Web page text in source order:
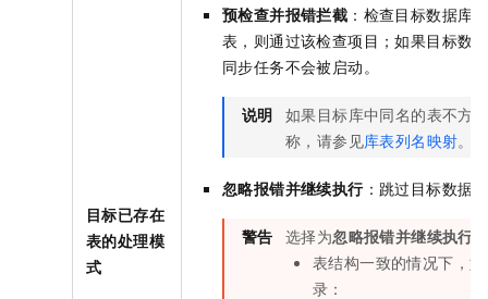
目标已存在
表的处理模
式
预检查并报错拦截 ：检查目标数据库
表，则通过该检查项目；如果目标数
同步任务不会被启动。
说明 如果目标库中同名的表不方
称，请参见库表列名映射。
忽略报错并继续执行：跳过目标数据
警告 选择为忽略报错并继续执行
表结构一致的情况下，
录：